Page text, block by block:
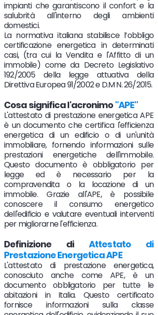
impianti che garantiscono il confort e la
salubrità all'interno degli ambienti
domestici.
La normativa italiana stabilisce l’obbligo
certificazione energetica in determinati
casi, (tra cui la Vendita e l'Affitto di un
immobile) come da Decreto Legislativo
192/2005 della legge attuativa della
Direttiva Europea 91/2002 e D.M N. 26/2015.
Cosa significa l'acronimo "APE"
L'attestato di prestazione energetica APE
è un documento che certifica l'efficienza
energetica di un edificio o di un'unità
immobiliare, fornendo informazioni sulle
prestazioni energetiche dell'immobile.
Questo documento è obbligatorio per
legge ed è necessario per la
compravendita o la locazione di un
immobile. Grazie all'APE, è possibile
conoscere il consumo energetico
dell'edificio e valutare eventuali interventi
per migliorarne l'efficienza.
Definizione diAttestato di
Prestazione Energetica APE
L'attestato di prestazione energetica,
conosciuto anche come APE, è un
documento obbligatorio per tutte le
abitazioni in Italia. Questo certificato
fornisce informazioni sulla classe